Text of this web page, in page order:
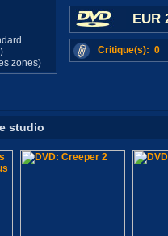
zones)
EUR
Critique(s): 0
studio